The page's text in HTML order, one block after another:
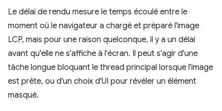
Le délai de rendu mesure le temps écoulé entre le
moment où le navigateur a chargé et préparé l'image
LCP, mais pour une raison quelconque, il y a un délai
avant qu'elle ne s'affiche à l'écran. Il peut s'agir d'une
tâche longue bloquant le thread principal lorsque l'image
est prête, ou d'un choix d'UI pour révéler un élément
masqué.